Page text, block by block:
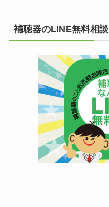
補聴器のLINE無料相談